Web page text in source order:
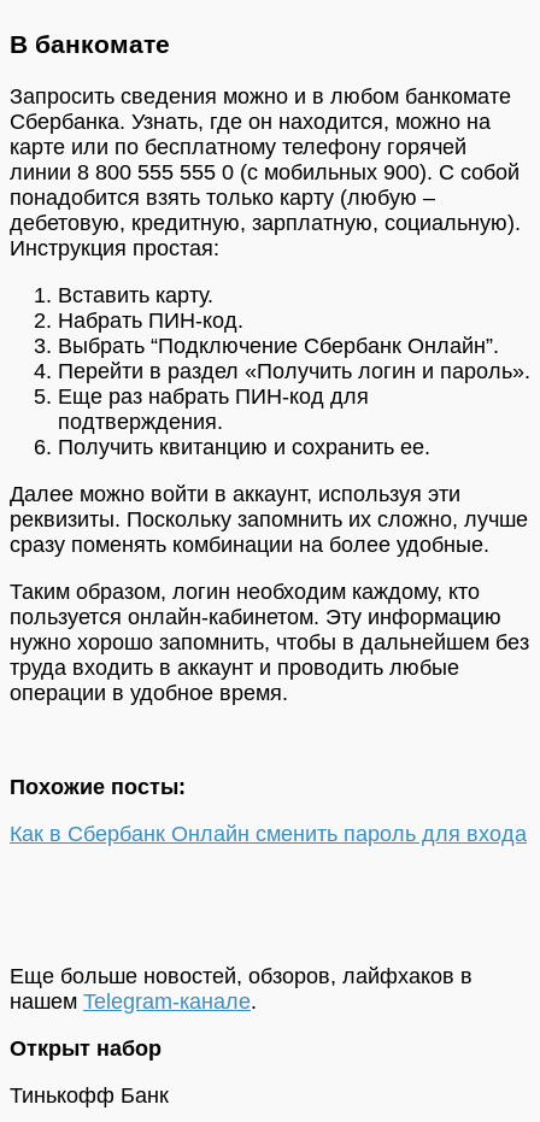
В банкомате
Запросить сведения можно и в любом банкомате
Сбербанка. Узнать, где он находится, можно на
карте или по бесплатному телефону горячей
линии 8 800 555 555 0 (с мобильных 900). С собой
понадобится взять только карту (любую –
дебетовую, кредитную, зарплатную, социальную).
Инструкция простая:
Вставить карту.
Набрать ПИН-код.
Выбрать “Подключение Сбербанк Онлайн”.
Перейти в раздел «Получить логин и пароль».
Еще раз набрать ПИН-код для
подтверждения.
Получить квитанцию и сохранить ее.
Далее можно войти в аккаунт, используя эти
реквизиты. Поскольку запомнить их сложно, лучше
сразу поменять комбинации на более удобные.
Таким образом, логин необходим каждому, кто
пользуется онлайн-кабинетом. Эту информацию
нужно хорошо запомнить, чтобы в дальнейшем без
труда входить в аккаунт и проводить любые
операции в удобное время.
Похожие посты:
Как в Сбербанк Онлайн сменить пароль для входа
Еще больше новостей, обзоров, лайфхаков в
нашем Telegram-канале.
Открыт набор
Тинькофф Банк